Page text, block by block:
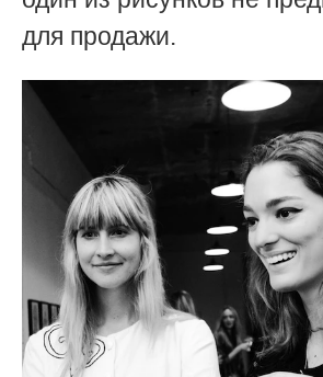
для продажи.